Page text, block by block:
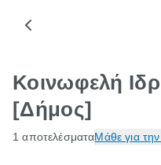
Κοινωφελή
[Δήμος]
1 αποτελέσματαΜάθε για